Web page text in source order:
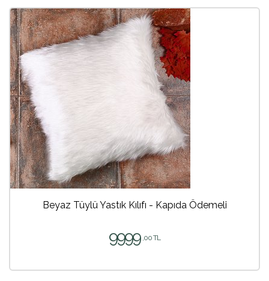
Beyaz Tüylü Yastık Kılıfı - Kapıda Ödemeli
9999 ,00 TL